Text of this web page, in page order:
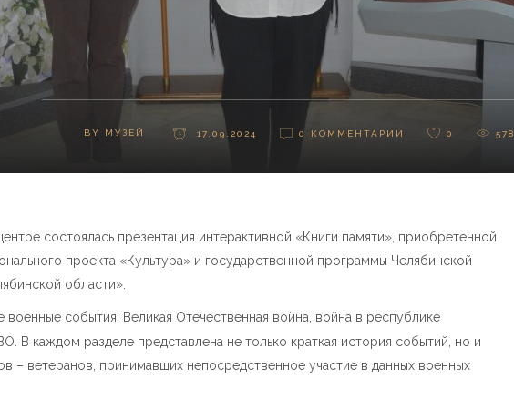
BY МУЗЕЙ 17.09.2024 0 КОММЕНТАРИИ 0 578
состоялась презентация интерактивной «Книги памяти», приобретенной
проекта «Культура» и государственной программы Челябинской
области».
события: Великая Отечественная война, война в республике
В каждом разделе представлена не только краткая история событий, но и
– ветеранов, принимавших непосредственное участие в данных военных